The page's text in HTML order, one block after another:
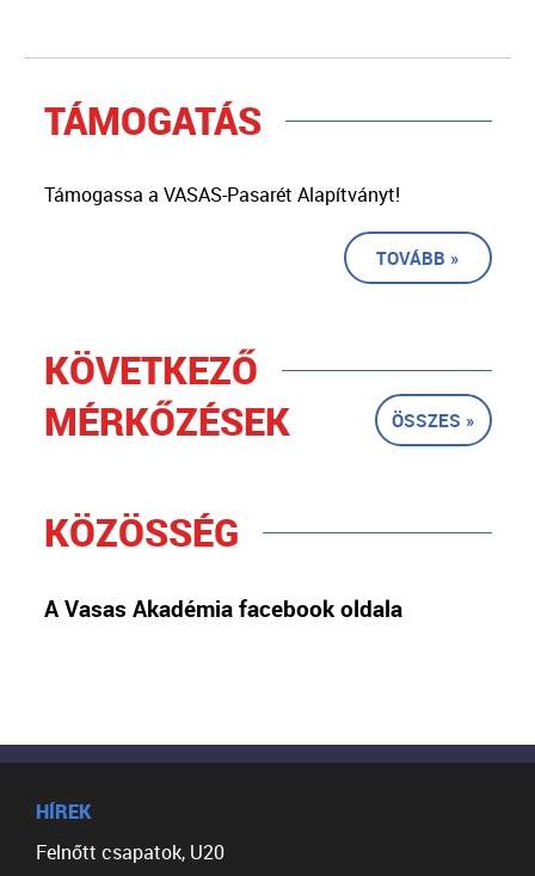
TÁMOGATÁS
Támogassa a VASAS-Pasarét Alapítványt!
TOVÁBB »
KÖVETKEZŐ
MÉRKŐZÉSEK
ÖSSZES »
KÖZÖSSÉG
A Vasas Akadémia facebook oldala
HÍREK
Felnőtt csapatok, U20